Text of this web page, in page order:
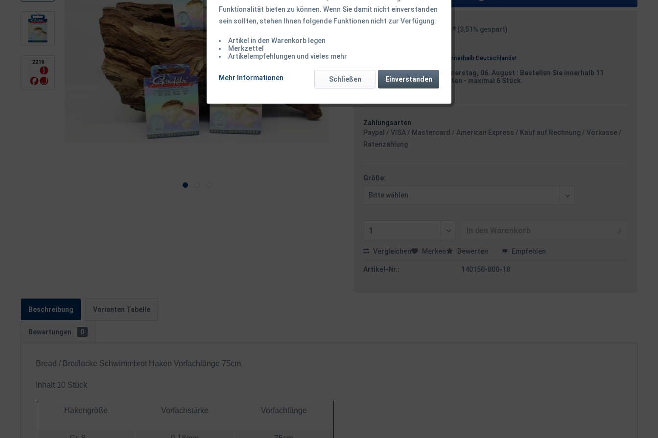
3,85 € * 3,99 € * (3,51% gespart)
innerhalb Deutschlands!
Versand am Donnerstag, 06. August : Bestellen Sie innerhalb 11
Stunden 25 Minuten - maximal 6 Stück.
Zahlungsarten
Paypal / VISA / Mastercard / American Express / Kauf auf Rechnung / Vorkasse /
Ratenzahlung
Größe:
Vergleichen Merken Bewerten Empfehlen
Artikel-Nr.: 140150-800-18
Beschreibung Varianten Tabelle
Bewertungen 0
Bread / Brotflocke Schwimmbrot Haken Vorfachlänge 75cm
Inhalt 10 Stück
Hakengröße Vorfachstärke Vorfachlänge
Funktionalität bieten zu können. Wenn Sie damit nicht einverstanden
sein sollten, stehen Ihnen folgende Funktionen nicht zur Verfügung:
Artikel in den Warenkorb legen
Merkzettel
Artikelempfehlungen und vieles mehr
Mehr Informationen Einverstanden
Schließen